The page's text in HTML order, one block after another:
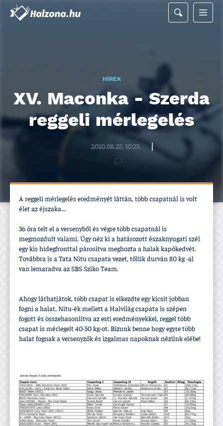
HÍREK
XV. Maconka - Szerda
reggeli mérlegelés
2010.08.25, 10:25
A reggeli mérlegelés eredményét láttán, több csapatnál is volt
élet az éjszaka...
36 óra telt el a versenyből és végre több csapatnál is
megmozdult valami. Úgy néz ki a határozott északnyugati szél
egy kis hidegfronttal párosí­tva meghozta a halak kapókedvét.
Továbbra is a Tata Nitu csapata vezet, tőlük durván 80 kg -al
van lemaradva az SBS Sziko Team.
Ahogy láthatjátok, több csapat is elkezdte egy kicsit jobban
fogni a halat, Nitu-ék mellett a Halvilág csapata is szépen
fogott és összehasonlí­tva az esti eredményekkel, reggel több
csapat is mérlegelt 40-50 kg-ot. Bí­zunk benne hogy egyre több
halat fognak a versenyzők és izgalmas napoknak nézünk elébe!